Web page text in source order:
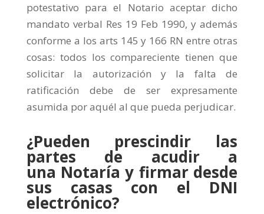
potestativo para el Notario aceptar dicho
mandato verbal Res 19 Feb 1990, y además
conforme a los arts 145 y 166 RN entre otras
cosas: todos los compareciente tienen que
solicitar la autorización y la falta de
ratificación debe de ser expresamente
asumida por aquél al que pueda perjudicar.
¿Pueden prescindir las
partes de acudir a
una Notaría y firmar desde
sus casas con el DNI
electrónico?